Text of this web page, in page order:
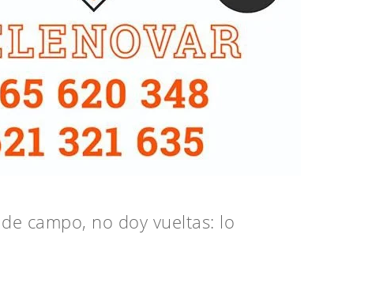
campo, no doy vueltas: lo